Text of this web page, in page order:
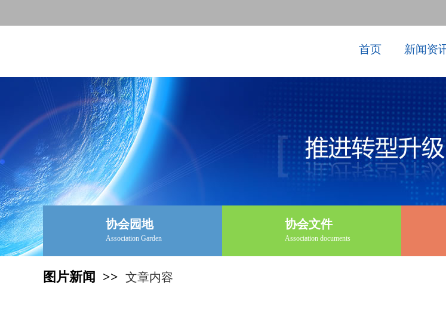
首页 新闻资
协会园地
Association Garden
协会文件
Association documents
图片新闻 >> 文章内容